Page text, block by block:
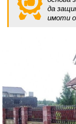
да
имоти